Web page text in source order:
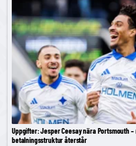
Uppgifter: Jesper Ceesay nära Portsmouth
betalningsstruktur återstår